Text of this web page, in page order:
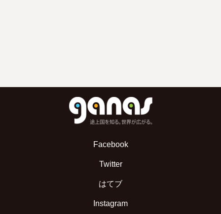
Facebook
Twitter
はてブ
Instagram